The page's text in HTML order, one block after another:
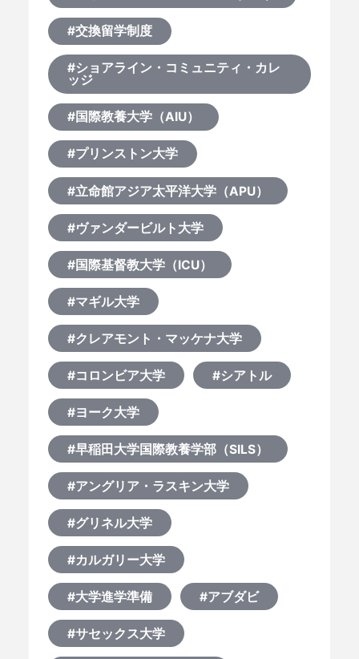
#交換留学制度
#ショアライン・コミュニティ・カレ
ッジ
#国際教養大学（AIU）
#プリンストン大学
#立命館アジア太平洋大学（APU）
#ヴァンダービルト大学
#国際基督教大学（ICU）
#マギル大学
#クレアモント・マッケナ大学
#コロンビア大学 #シアトル
#ヨーク大学
#早稲田大学国際教養学部（SILS）
#アングリア・ラスキン大学
#グリネル大学
#カルガリー大学
#大学進学準備 #アブダビ
#サセックス大学